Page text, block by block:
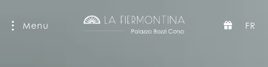
Menu FR